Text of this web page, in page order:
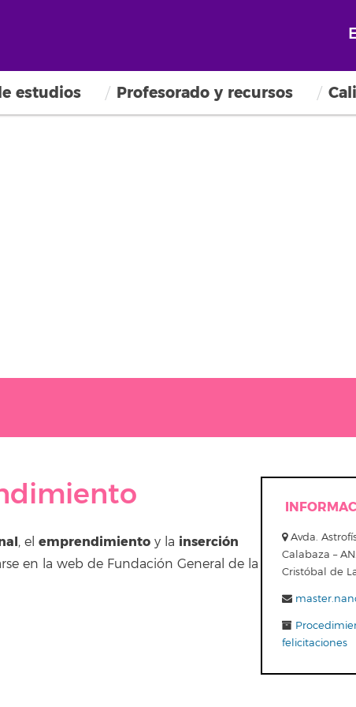
estudios Profesorado y recursos
, el emprendimiento y la inserción
en la web de Fundación General de la
Avda.
Calabaza –
Cristóbal de
felicitaciones